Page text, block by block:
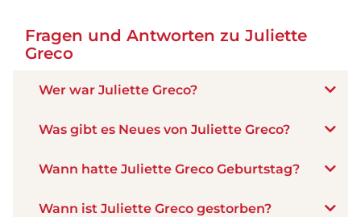
Fragen und Antworten zu Juliette
Greco
Wer war Juliette Greco?
Was gibt es Neues von Juliette Greco?
Wann hatte Juliette Greco Geburtstag?
Wann ist Juliette Greco gestorben?